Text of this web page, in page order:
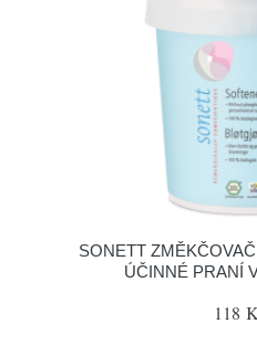
SONETT
ÚČINNÉ PRANÍ
118